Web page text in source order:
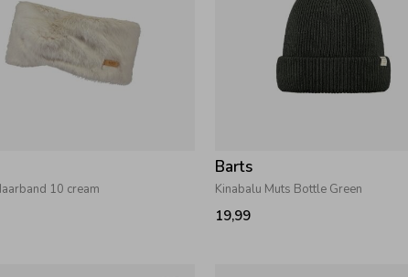
10 cream
Barts
Kinabalu Muts Bottle Green
19,99